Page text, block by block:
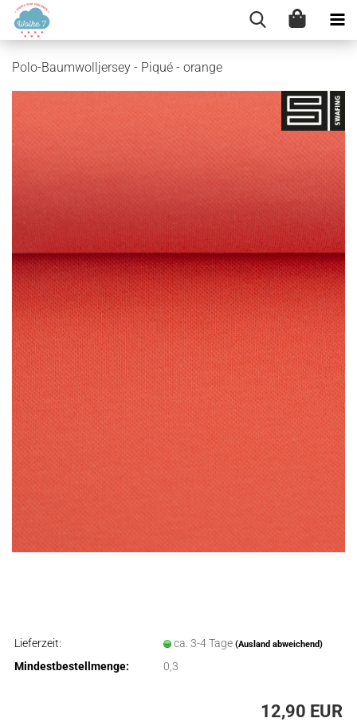
Polo-Baumwolljersey - Piqué - orange
Lieferzeit: ca. 3-4 Tage (Ausland abweichend)
Mindestbestellmenge: 0,3
12,90 EUR